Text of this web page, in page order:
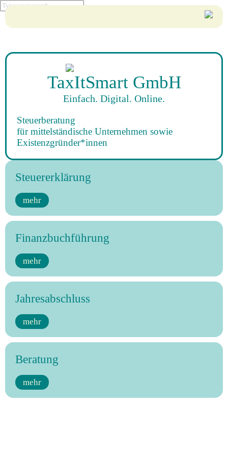
TaxItSmart GmbH
Einfach. Digital. Online.
Steuerberatung
für mittelständische Unternehmen sowie
Existenzgründer*innen
Steuererklärung
mehr
Finanzbuchführung
mehr
Jahresabschluss
mehr
Beratung
mehr